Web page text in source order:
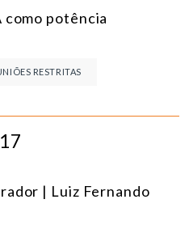
como potência
RESTRITAS
| Luiz Fernando